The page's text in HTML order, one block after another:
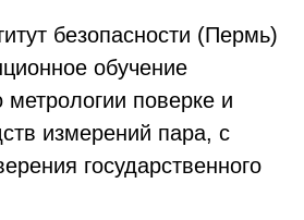
безопасности (Пермь)
обучение
метрологии поверке и
измерений пара, с
государственного